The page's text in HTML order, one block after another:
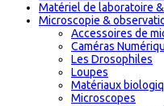
Matériel de laboratoire
Microscopie &
Accessoires de
Caméras
Les Drosophiles
Loupes
Matériaux
Microscopes